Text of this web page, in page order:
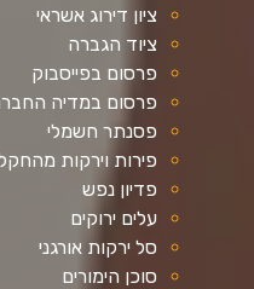
ציון דירוג אשראי
ציוד הגברה
פרסום בפייסבוק
פרסום במדיה
פסנתר חשמלי
פירות וירקות
פדיון נפש
עלים ירוקים
סל ירקות אורגני
סוכן הימורים